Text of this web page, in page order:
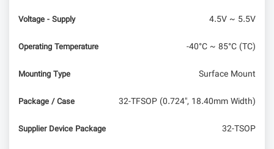
Voltage - Supply 4.5V ~ 5.5V
Operating Temperature -40°C ~ 85°C (TC)
Mounting Type Surface Mount
Package / Case 32-TFSOP (0.724", 18.40mm Width)
Supplier Device Package 32-TSOP